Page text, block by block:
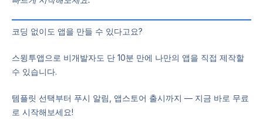
코딩 없이도 앱을 만들 수 있다고요?
스윙투앱으로 비개발자도 단 10분 만에 나만의 앱을 직접 제작할
수 있습니다.
템플릿 선택부터 푸시 알림, 앱스토어 출시까지 — 지금 바로 무료
로 시작해보세요!